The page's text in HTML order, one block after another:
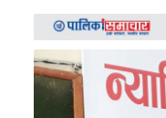
समाचार
अन्तरवार्ता
फोटो